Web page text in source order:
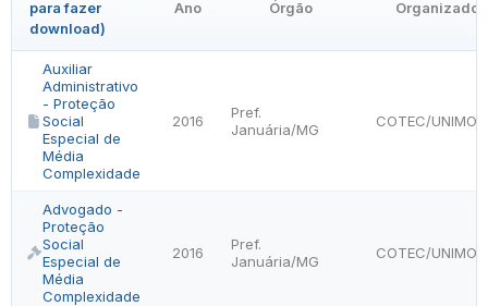
para fazer
download)
Ano Órgão
Auxiliar
Administrativo
- Proteção
Social
Especial de
Média
Complexidade
2016
Pref.
Januária/MG
COTEC/
Advogado -
Proteção
Social
Especial de
Média
Complexidade
2016
Pref.
Januária/MG
COTEC/